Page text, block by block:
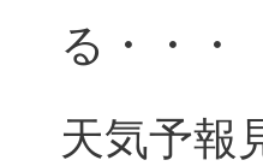
る・・・
天気予報